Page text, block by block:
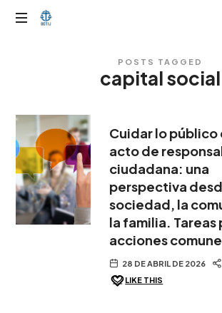
OTIJobservador
POSTS TAGGED
capital social
Cuidar lo público
acto de
ciudadana: una
perspectiva
sociedad, la
la familia. Tareas
acciones
28 DE ABRIL DE 2026
LIKE THIS